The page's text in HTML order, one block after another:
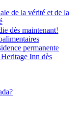
de la vérité et de la
dès maintenant!
permanente
Inn dès